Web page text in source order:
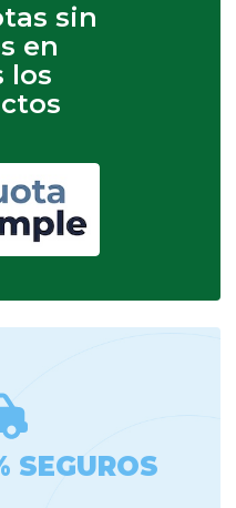
sin
en
los
SEGUROS